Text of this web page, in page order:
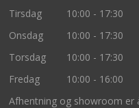
Tirsdag
10:00 - 17:30
Onsdag
10:00 - 17:30
Torsdag
10:00 - 17:30
Fredag
10:00 - 16:00
Afhentning og showroom er